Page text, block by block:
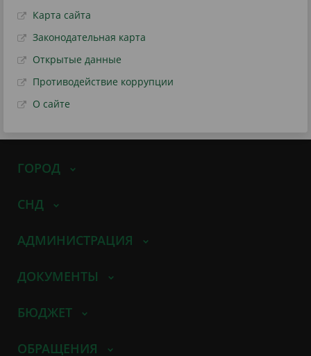
Карта сайта
Законодательная карта
Открытые данные
Противодействие коррупции
О сайте
ГОРОД
СНД
АДМИНИСТРАЦИЯ
ДОКУМЕНТЫ
БЮДЖЕТ
ОБРАЩЕНИЯ